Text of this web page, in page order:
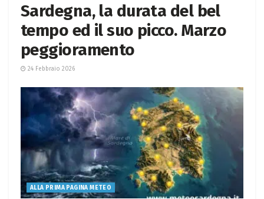
Sardegna, la durata del bel
tempo ed il suo picco. Marzo
peggioramento
24 Febbraio 2026
ALLA PRIMA PAGINA METEO